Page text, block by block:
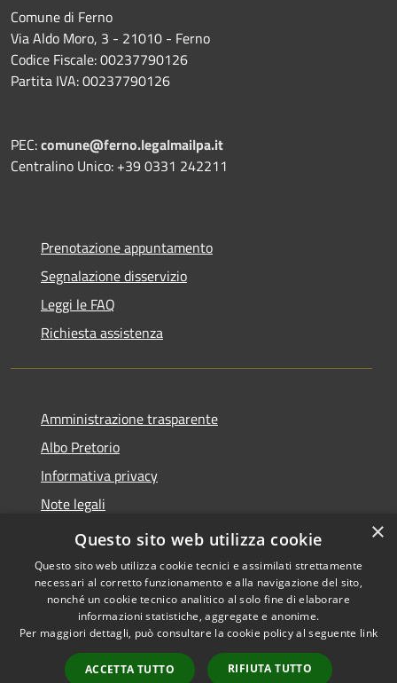
Comune di Ferno
Via Aldo Moro, 3 - 21010 - Ferno
Codice Fiscale: 00237790126
Partita IVA: 00237790126
PEC:comune@ferno.legalmailpa.it
Centralino Unico: +39 0331 242211
Prenotazione appuntamento
Segnalazione disservizio
Leggi le FAQ
Richiesta assistenza
Amministrazione trasparente
Albo Pretorio
Informativa privacy
Note legali
Dichiarazione di accessibilità
Accessibilità
Copyright © 2026 • Comune di
Ferno • Powered by
Municipium•
Accesso
×
Questo sito web utilizza cookie
Questo sito web utilizza cookie tecnici e assimilati strettamente
necessari al corretto funzionamento e alla navigazione del sito,
nonché un cookie tecnico analitico al solo fine di elaborare
informazioni statistiche, aggregate e anonime.
Per maggiori dettagli, può consultare la cookie policy al seguente link
ACCETTA TUTTO RIFIUTA TUTTO